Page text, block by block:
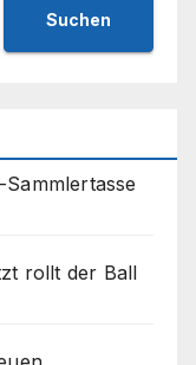
Suchen
rollt der Ball